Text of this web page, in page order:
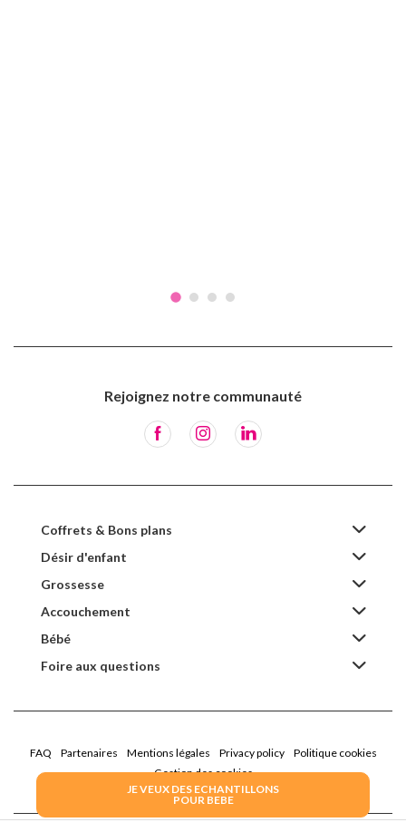
JE VEUX DES ECHANTILLONS
POUR BEBE
Rejoignez notre communauté
Coffrets & Bons plans
Désir d'enfant
Grossesse
Accouchement
Bébé
Foire aux questions
FAQ Partenaires Mentions légales Privacy policy
Politique cookies
Gestion des cookies